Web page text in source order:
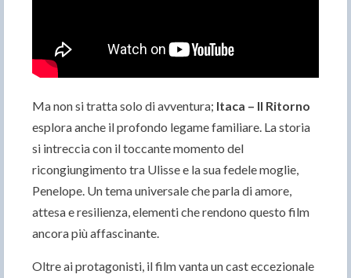
Ma non si tratta solo di avventura; Itaca – Il Ritorno
esplora anche il profondo legame familiare. La storia
si intreccia con il toccante momento del
ricongiungimento tra Ulisse e la sua fedele moglie,
Penelope. Un tema universale che parla di amore,
attesa e resilienza, elementi che rendono questo film
ancora più affascinante.
Oltre ai protagonisti, il film vanta un cast eccezionale